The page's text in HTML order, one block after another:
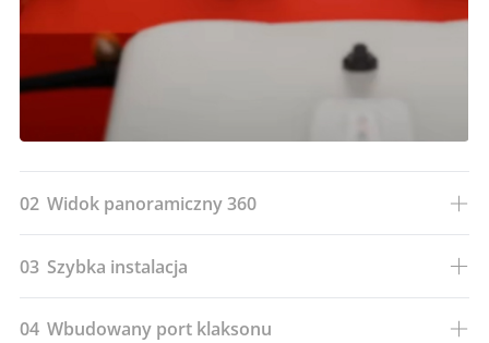
02 Widok panoramiczny 360
03 Szybka instalacja
04 Wbudowany port klaksonu